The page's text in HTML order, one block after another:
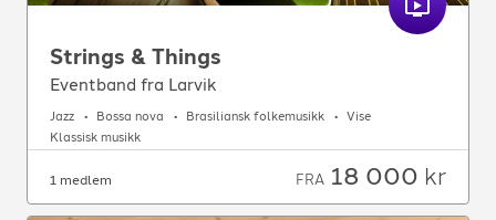
Strings & Things
Eventband fra Larvik
Jazz Bossa nova Brasiliansk folkemusikk
Vise
Klassisk musikk
1 medlem FRA 18 000 kr